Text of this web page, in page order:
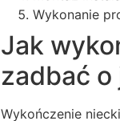
Wykonanie
Jak
zadbać o
Wykończenie